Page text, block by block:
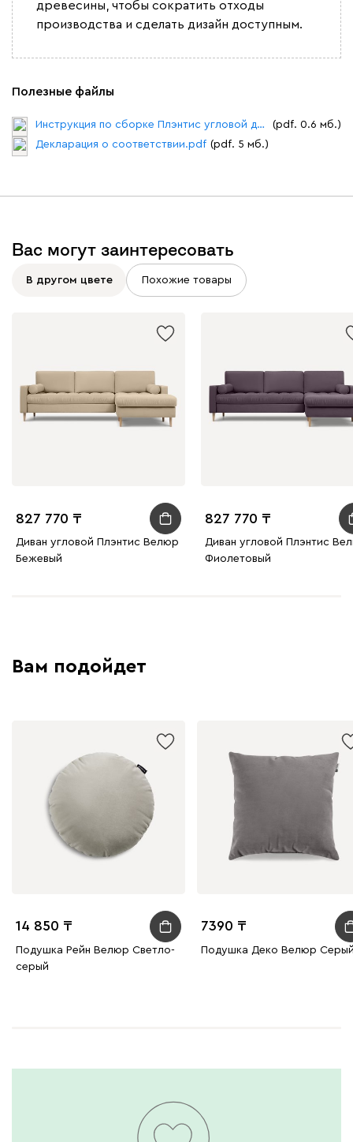
древесины, чтобы сократить отходы
производства и сделать дизайн доступным.
Полезные файлы
Инструкция по сборке Плэнтис угловой диван.pdf
(pdf. 0.6 мб.)
Декларация о соответствии.pdf (pdf. 5 мб.)
Вас могут заинтересовать
В другом цвете Похожие товары
827 770
Диван угловой Плэнтис Велюр
Бежевый
827 770
Диван угловой Плэнтис
Фиолетовый
Вам подойдет
14 850
Подушка Рейн Велюр Светло-
серый
7390
Подушка Деко Велюр